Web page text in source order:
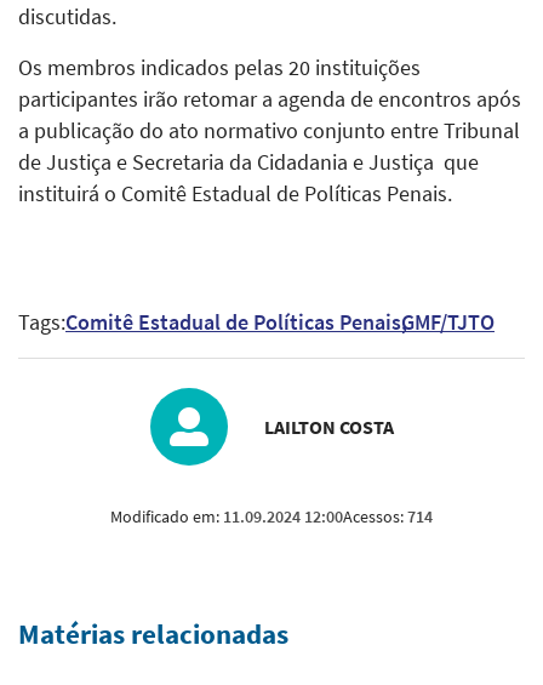
discutidas.
Os membros indicados pelas 20 instituições
participantes irão retomar a agenda de encontros após
a publicação do ato normativo conjunto entre Tribunal
de Justiça e Secretaria da Cidadania e Justiça que
instituirá o Comitê Estadual de Políticas Penais.
Tags:Comitê Estadual de Políticas PenaisGMF/TJTO
LAILTON COSTA
Modificado em: 11.09.2024 12:00Acessos:714
Matérias relacionadas